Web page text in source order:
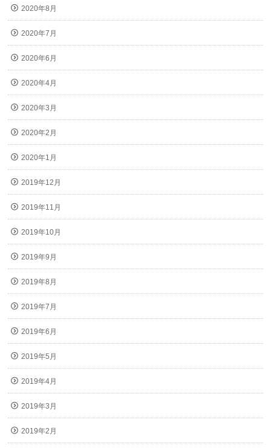
2020年8月
2020年7月
2020年6月
2020年4月
2020年3月
2020年2月
2020年1月
2019年12月
2019年11月
2019年10月
2019年9月
2019年8月
2019年7月
2019年6月
2019年5月
2019年4月
2019年3月
2019年2月